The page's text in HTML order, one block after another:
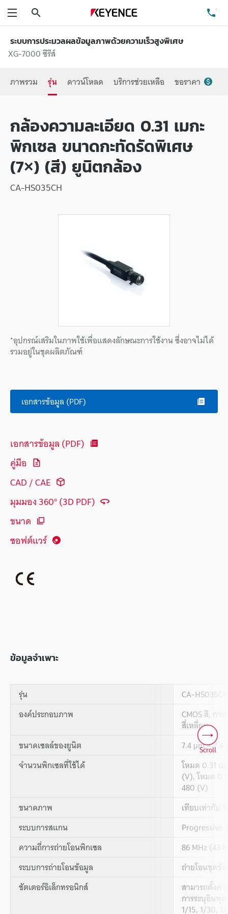
ระบบการประมวลผลข้อมูลภาพด้วยความเร็วสูงพิเศษ
XG-7000 ซีรีส์
ภาพรวม
รุ่น ดาวน์โหลด บริการช่วยเหลือ ขอราคา
กล้องความละเอียด 0.31 เมกะ
พิกเซล ขนาดกะทัดรัดพิเศษ
(7×) (สี) ยูนิตกล้อง
CA-HS035CH
*อุปกรณ์เสริมในภาพใช้เพื่อแสดงลักษณะการใช้งาน ซึ่งอาจไม่ได้
รวมอยู่ในชุดผลิตภัณฑ์
เอกสารข้อมูล (PDF)
เอกสารข้อมูล (PDF)
คู่มือ
CAD / CAE
มุมมอง 360° (3D PDF)
ขนาด
ซอฟต์แวร์
ข้อมูลจำเพาะ
รุ่น
CA-HS035CH
องค์ประกอบภาพ
CMOS สี, กา
สี่เหลี่ยม
ขนาดเซลล์ของยูนิต
7.4 μm × 7.4
จำนวนพิกเซลที่ใช้ได้
โหมด 0.31 เ
(V), โหมด
480 (V)
ขนาดภาพ
เทียบเท่ากับ
ระบบการสแกน
Progressive
ความถี่การถ่ายโอนพิกเซล
86 MHz (43
ระบบการถ่ายโอนข้อมูล
ถ่ายโอนชุดข้
ชัตเตอร์อิเล็กทรอนิกส์
สามารถตั้งค่
การระบุอินพุ
1/15, 1/30,
Scroll